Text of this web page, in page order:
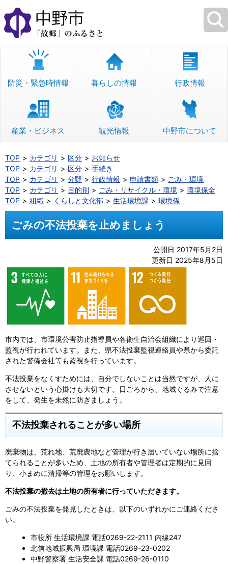
本
文
へ
移
防災・緊急時情報 暮らしの情報 行政情報
産業・ビジネス 観光情報 中野市について
TOP カテゴリ 区分
お知らせ
TOP
カテゴリ 区分
手続き
TOP
カテゴリ 分野 行政情報 申請書類
ごみ・環境
TOP
カテゴリ 目的別 ごみ・リサイクル・環境
環境保全
TOP
組織 くらしと文化部 生活環境課 環境係
ごみの不法投棄を止めましょう
公開日 2017年5月2日
更新日 2025年8月5日
市内では、市環境公害防止指導員や各衛生自治会組織により巡回・
監視が行われています。また、県不法投棄監視連絡員や県から委託
された警備会社等も監視を行っています。
不法投棄をなくすためには、自分でしないことは当然ですが、人に
させないという心掛けも大切です。日ごろから、地域ぐるみで注意
をして、発生を未然に防ぎましょう。
不法投棄されることが多い場所
廃棄物は、荒れ地、荒廃農地など管理が行き届いていない場所に捨
てられることが多いため、土地の所有者や管理者は定期的に見回
り、小まめに清掃等の管理をお願いします。
不法投棄の撤去は土地の所有者に行っていただきます。
ごみの不法投棄を発見したときは、以下のいずれかにご連絡くださ
い。
市役所 生活環境課 電話0269-22-2111 内線247
北信地域振興局 環境課 電話0269-23-0202
中野警察署 生活安全課 電話0269-26-0110